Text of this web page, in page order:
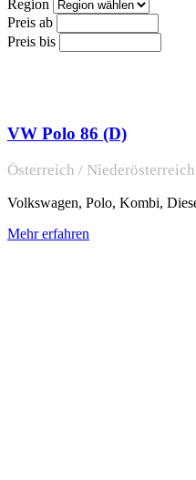
Region
Preis ab
Preis bis
VW Polo 86 (D)
Österreich / Niederösterreich
Volkswagen, Polo, Kombi,
Mehr erfahren